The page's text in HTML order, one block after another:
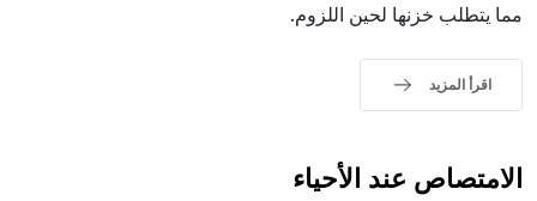
مما يتطلب خزنها لحين اللزوم.
اقرأ المزيد
الامتصاص عند الأحياء